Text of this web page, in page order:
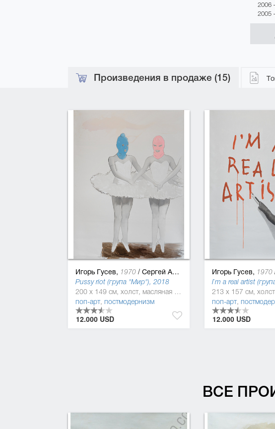
2006
2005
Произведения в продаже (15)
Игорь Гусев, 1970 / Сергей Ануфриев
Pussy riot (група "Мир"), 2018
200 x 149 см, холст, масляная краска
поп-арт, постмодернизм
12.000 USD
Игорь Гусев, 1970
поп-арт,
12.000 USD
ВСЕ